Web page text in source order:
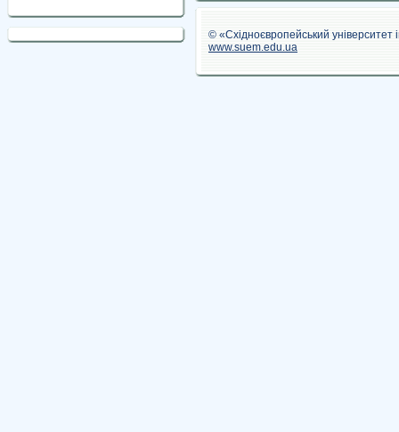
© «Східноєвропейський
www.suem.edu.ua